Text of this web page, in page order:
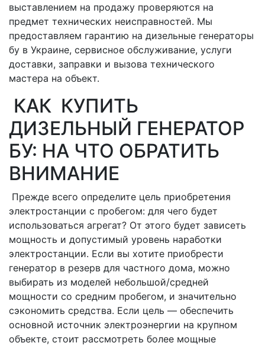
выставлением на продажу проверяются на
предмет технических неисправностей. Мы
предоставляем гарантию на дизельные генераторы
бу в Украине, сервисное обслуживание, услуги
доставки, заправки и вызова технического
мастера на объект.
КАК КУПИТЬ
ДИЗЕЛЬНЫЙ ГЕНЕРАТОР
БУ: НА ЧТО ОБРАТИТЬ
ВНИМАНИЕ
Прежде всего определите цель приобретения
электростанции с пробегом: для чего будет
использоваться агрегат? От этого будет зависеть
мощность и допустимый уровень наработки
электростанции. Если вы хотите приобрести
генератор в резерв для частного дома, можно
выбирать из моделей небольшой/средней
мощности со средним пробегом, и значительно
сэкономить средства. Если цель — обеспечить
основной источник электроэнергии на крупном
объекте, стоит рассмотреть более мощные